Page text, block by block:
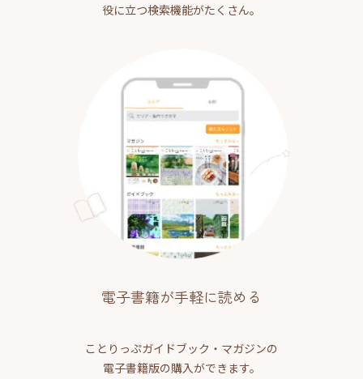
役に立つ検索機能がたくさん。
電子書籍が手軽に読める
ことりっぷガイドブック・マガジンの
電子書籍版の購入ができます。